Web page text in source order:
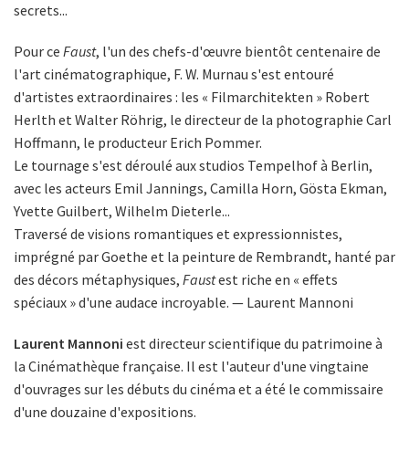
secrets...
Pour ce Faust, l'un des chefs-d'œuvre bientôt centenaire de
l'art cinématographique, F. W. Murnau s'est entouré
d'artistes extraordinaires : les « Filmarchitekten » Robert
Herlth et Walter Röhrig, le directeur de la photographie Carl
Hoffmann, le producteur Erich Pommer.
Le tournage s'est déroulé aux studios Tempelhof à Berlin,
avec les acteurs Emil Jannings, Camilla Horn, Gösta Ekman,
Yvette Guilbert, Wilhelm Dieterle...
Traversé de visions romantiques et expressionnistes,
imprégné par Goethe et la peinture de Rembrandt, hanté par
des décors métaphysiques, Faustest riche en « effets
spéciaux » d'une audace incroyable. — Laurent Mannoni
Laurent Mannoni est directeur scientifique du patrimoine à
la Cinémathèque française. Il est l'auteur d'une vingtaine
d'ouvrages sur les débuts du cinéma et a été le commissaire
d'une douzaine d'expositions.